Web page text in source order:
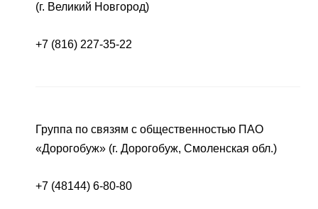
(г. Великий Новгород)
+7 (816) 227-35-22
Группа по связям с общественностью ПАО
«Дорогобуж» (г. Дорогобуж, Смоленская обл.)
+7 (48144) 6-80-80